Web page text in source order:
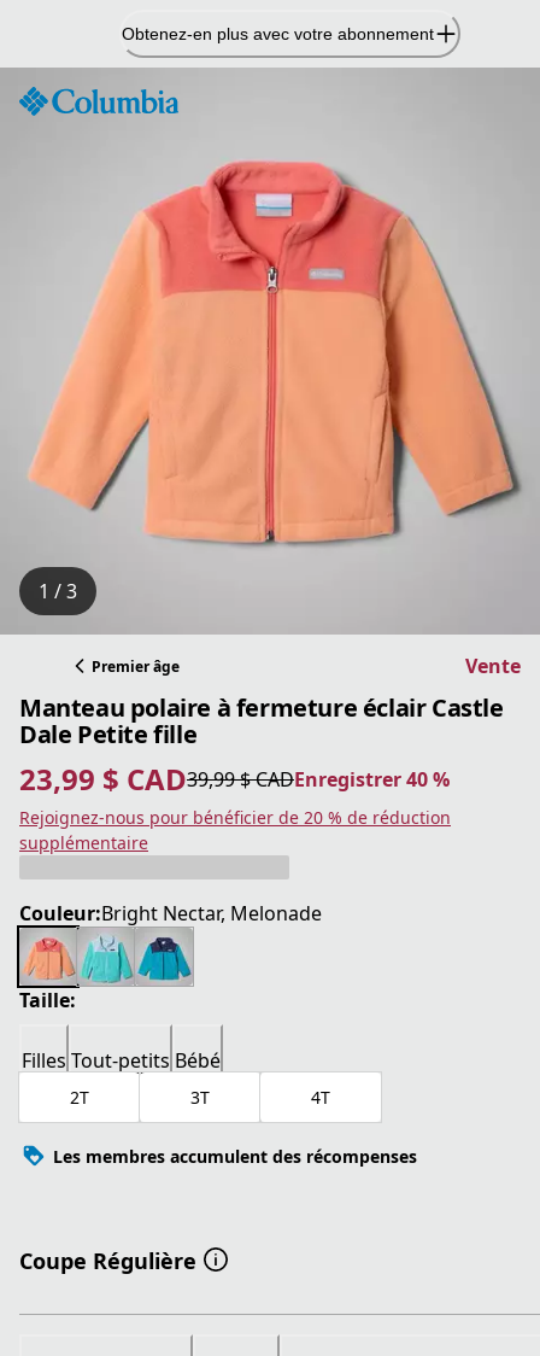
contenu
Obtenez-en plus avec votre abonnement
1 / 3
Premier âge Vente
Manteau polaire à fermeture éclair Castle
Dale Petite fille
23,99 $ CAD
prix actuel 23,99 $ CAD39,99 $ CAD
prix original 39,99 $ CAD Enregistrer 40 %
Enregistrer 40 %
Rejoignez-nous pour bénéficier de 20 % de réduction
supplémentaire
Couleur:Bright Nectar, Melonade
Taille:
Filles Tout-petits Bébé
2T 3T 4T
Les membres accumulent des récompenses
Coupe Régulière